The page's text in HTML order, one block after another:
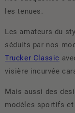
les tenues.
Les amateurs du
séduits par nos
Trucker Classic
visière incurvée
Mais aussi des
modèles sportifs et